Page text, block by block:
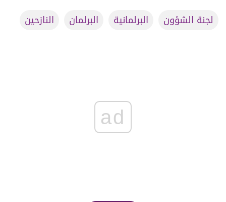
لجنة الشؤون البرلمانية البرلمان النازحين
ad